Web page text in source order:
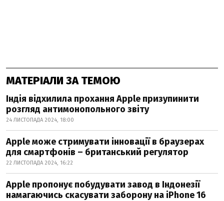
МАТЕРІАЛИ ЗА ТЕМОЮ
Індія відхилила прохання Apple призупинити
розгляд антимонопольного звіту
24 ЛИСТОПАДА 2024, 18:00
Apple може стримувати інновації в браузерах
для смартфонів – британський регулятор
22 ЛИСТОПАДА 2024, 16:22
Apple пропонує побудувати завод в Індонезії
намагаючись скасувати заборону на iPhone 16